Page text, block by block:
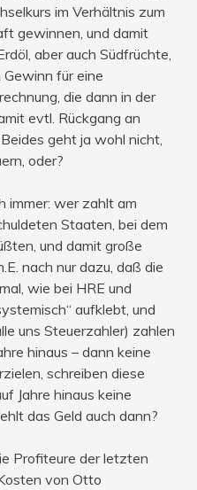
im Verhältnis zum
gewinnen, und damit
aber auch Südfrüchte,
Gewinn für eine
die dann in der
evtl. Rückgang an
geht ja wohl nicht,
oder?
immer: wer zahlt am
Staaten, bei dem
und damit große
nach nur dazu, daß die
wie bei HRE und
aufklebt, und
uns Steuerzahler) zahlen
hinaus – dann keine
schreiben diese
Jahre hinaus keine
das Geld auch dann?
Profiteure der letzten
von Otto